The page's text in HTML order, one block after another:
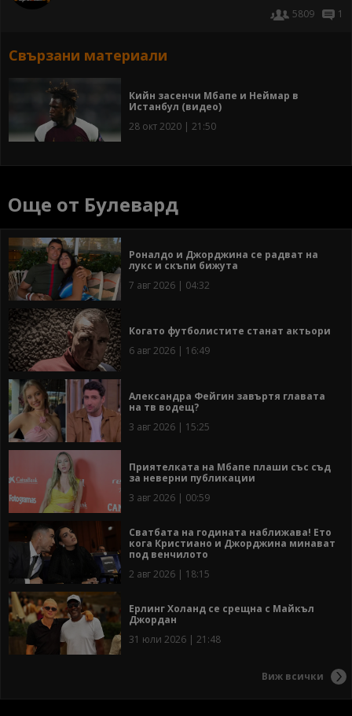
5809
1
Свързани материали
Кийн засенчи Мбапе и Неймар в
Истанбул (видео)
28 окт 2020 | 21:50
Още от Булевард
Роналдо и Джорджина се радват на
лукс и скъпи бижута
7 авг 2026 | 04:32
Когато футболистите станат актьори
6 авг 2026 | 16:49
Александра Фейгин завъртя главата
на тв водещ?
3 авг 2026 | 15:25
Приятелката на Мбапе плаши със съд
за неверни публикации
3 авг 2026 | 00:59
Сватбата на годината наближава! Ето
кога Кристиано и Джорджина минават
под венчилото
2 авг 2026 | 18:15
Ерлинг Холанд се срещна с Майкъл
Джордан
31 юли 2026 | 21:48
Виж всички